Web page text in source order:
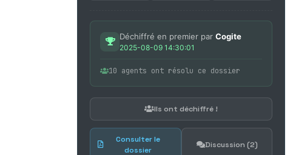
Déchiffré en premier par Cogite
2025-08-09 14:30:01
10 agents ont résolu ce dossier
Ils ont déchiffré !
Consulter le
dossier
Discussion (2)